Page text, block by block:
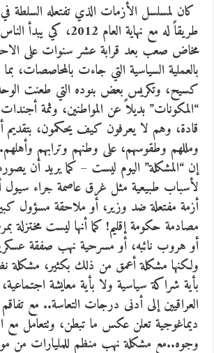
كان لمسلسل الأزمات الذي تفتعله السلطة
طريقاً له مع نهاية العام
مخاض صعب بعد قرابة عشر سنوات على
بالعملية السياسية التي جاءت بالمحاصصات،
كسيح، وتكريس بعض بنوده التي طعنت
“المكونات” بديلاً عن المواطنين، وثمة
قادة، وهم لا يعرفون كيف يحكمون، بتقديم
ومللهم وطقوسهم، على وطنهم وترابهم وأهلهم.
إن “المشكلة” اليوم ليست – كما يريد أن
لأسباب طبيعية مثل غرق عاصمة جراء سيول
أزمة مفتعلة ضد وزير، أو ملاحقة مسؤول
مصادمة حكومة إقليم! كما أنها ليست
أو هروب نائبه، أو مسرحية نهب صفقة
ولكنها مشكلة أعمق من ذلك بكثير، مشكلة
بأية شراكة سياسية ولا بأية معايشة
العراقيين إلى أدنى درجات التعاسة.. مع
ديماغوجية تعلن عكس ما تبطن، وتتعامل مع
وجوه..مع مشكلة نهب منظم للمليارات من